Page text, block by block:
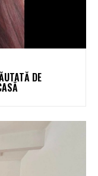
DE